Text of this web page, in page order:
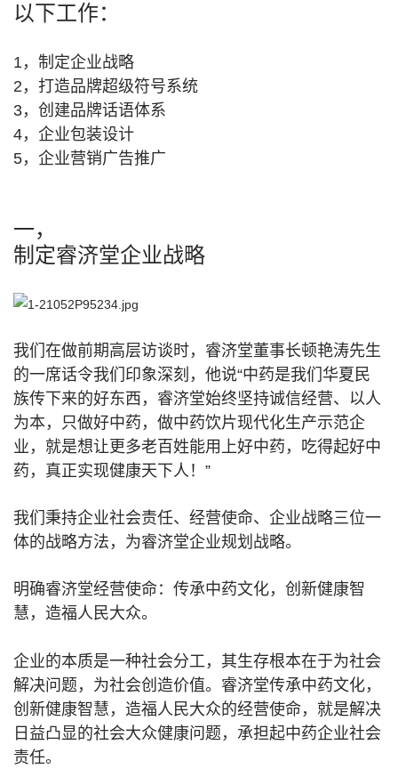
以下工作：
1，制定企业战略
2，打造品牌超级符号系统
3，创建品牌话语体系
4，企业包装设计
5，企业营销广告推广
一，
制定睿济堂企业战略
我们在做前期高层访谈时，睿济堂董事长顿艳涛先生
的一席话令我们印象深刻，他说“中药是我们华夏民
族传下来的好东西，睿济堂始终坚持诚信经营、以人
为本，只做好中药，做中药饮片现代化生产示范企
业，就是想让更多老百姓能用上好中药，吃得起好中
药，真正实现健康天下人！”
我们秉持企业社会责任、经营使命、企业战略三位一
体的战略方法，为睿济堂企业规划战略。
明确睿济堂经营使命：传承中药文化，创新健康智
慧，造福人民大众。
企业的本质是一种社会分工，其生存根本在于为社会
解决问题，为社会创造价值。睿济堂传承中药文化，
创新健康智慧，造福人民大众的经营使命，就是解决
日益凸显的社会大众健康问题，承担起中药企业社会
责任。